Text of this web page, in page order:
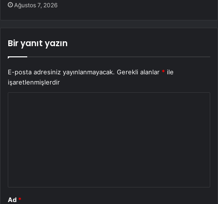
Ağustos 7, 2026
Bir yanıt yazın
E-posta adresiniz yayınlanmayacak. Gerekli alanlar * ile
işaretlenmişlerdir
Ad *